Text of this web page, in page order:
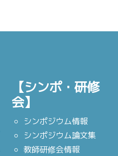
【シンポ・研修
会】
シンポジウム情報
シンポジウム論文集
教師研修会情報